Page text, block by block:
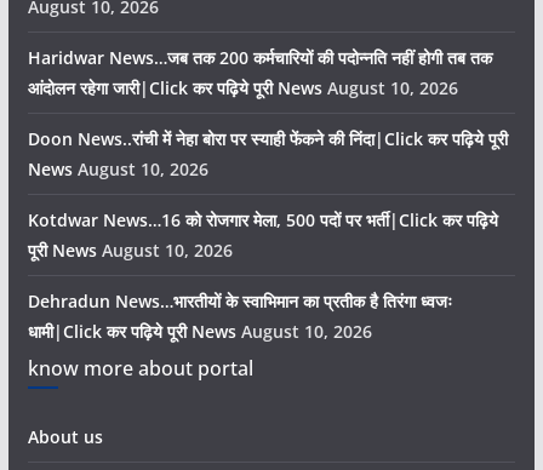
August 10, 2026
Haridwar News…जब तक 200 कर्मचारियों की पदोन्नति नहीं होगी तब तक
आंदोलन रहेगा जारी|Click कर पढ़िये पूरी News August 10, 2026
Doon News..रांची में नेहा बोरा पर स्याही फेंकने की निंदा|Click कर पढ़िये पूरी
News August 10, 2026
Kotdwar News…16 को रोजगार मेला, 500 पदों पर भर्ती|Click कर पढ़िये
पूरी News August 10, 2026
Dehradun News…भारतीयों के स्वाभिमान का प्रतीक है तिरंगा ध्वजः
धामी|Click कर पढ़िये पूरी News August 10, 2026
know more about portal
About us